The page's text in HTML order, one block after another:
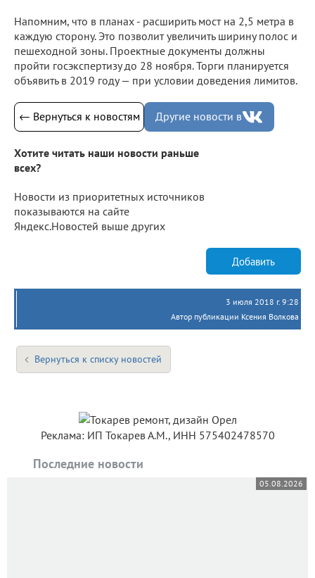
Напомним, что в планах - расширить мост на 2,5 метра в
каждую сторону. Это позволит увеличить ширину полос и
пешеходной зоны. Проектные документы должны
пройти госэкспертизу до 28 ноября. Торги планируется
объявить в 2019 году — при условии доведения лимитов.
← Вернуться к новостям Другие новости в
Хотите читать наши новости раньше
всех?
Новости из приоритетных источников
показываются на сайте
Яндекс.Новостей выше других
Добавить
3 июля 2018 г. 9:28
Автор публикации Ксения Волкова
Вернуться к списку новостей
Реклама: ИП Токарев А.М., ИНН 575402478570
Последние новости
05.08.2026